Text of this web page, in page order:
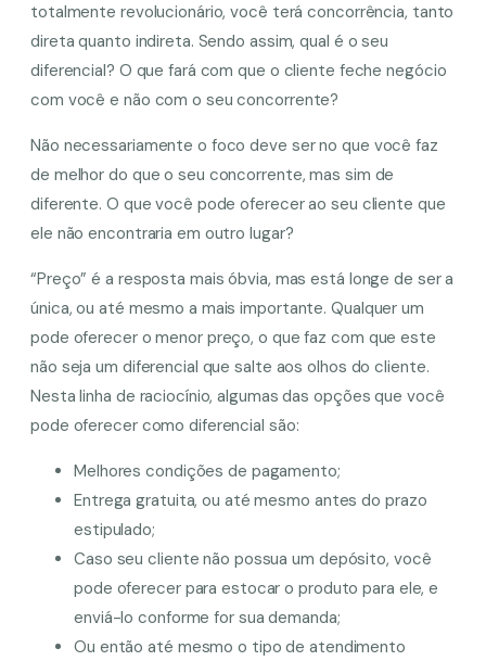
totalmente revolucionário, você terá concorrência, tanto
direta quanto indireta. Sendo assim, qual é o seu
diferencial? O que fará com que o cliente feche negócio
com você e não com o seu concorrente?
Não necessariamente o foco deve ser no que você faz
de melhor do que o seu concorrente, mas sim de
diferente. O que você pode oferecer ao seu cliente que
ele não encontraria em outro lugar?
“Preço” é a resposta mais óbvia, mas está longe de ser a
única, ou até mesmo a mais importante. Qualquer um
pode oferecer o menor preço, o que faz com que este
não seja um diferencial que salte aos olhos do cliente.
Nesta linha de raciocínio, algumas das opções que você
pode oferecer como diferencial são:
Melhores condições de pagamento;
Entrega gratuita, ou até mesmo antes do prazo
estipulado;
Caso seu cliente não possua um depósito, você
pode oferecer para estocar o produto para ele, e
enviá-lo conforme for sua demanda;
Ou então até mesmo o tipo de atendimento